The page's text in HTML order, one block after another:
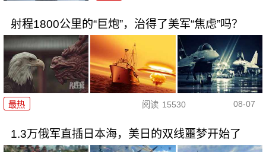
射程1800公里的“巨炮”，治得了美军“焦虑”吗？
最热 阅读 15530 08-07
1.3万俄军直插日本海，美日的双线噩梦开始了